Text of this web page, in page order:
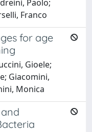
Paolo;
Franco
for age
Gioele;
Giacomini,
Monica